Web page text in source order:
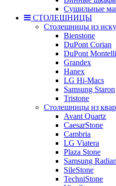
Сушильные
СТОЛЕШНИЦЫ
Столешницы из
Bienstone
DuPont Corian
DuPont Montelli
Grandex
Hanex
LG Hi-Macs
Samsung Staron
Tristone
Столешницы из
Avant Quartz
CaesarStone
Cambria
LG Viatera
Plaza Stone
Samsung
SileStone
TechniStone